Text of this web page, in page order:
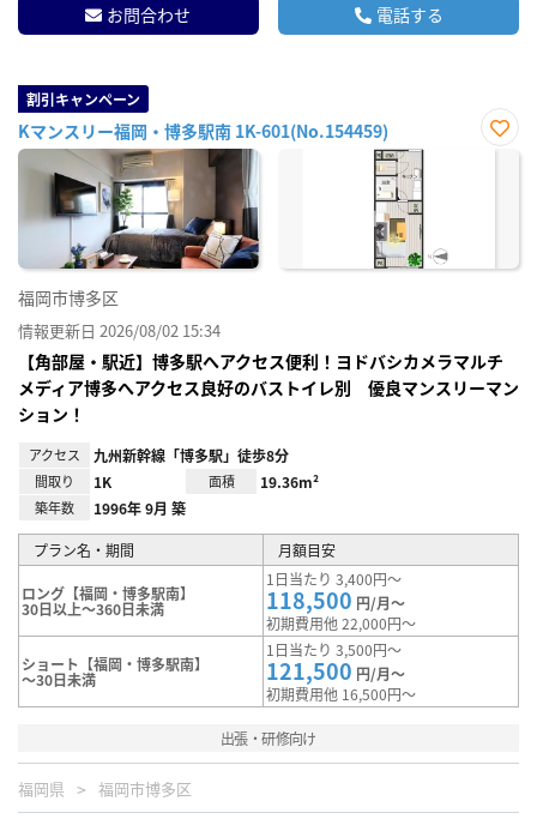
お問合わせ 電話する
割引キャンペーン
Kマンスリー福岡・博多駅南 1K-601(No.154459)
お気
福岡市博多区
情報更新日 2026/08/02 15:34
【角部屋・駅近】博多駅へアクセス便利！ヨドバシカメラマルチ
メディア博多へアクセス良好のバストイレ別 優良マンスリーマン
ション！
アクセス 九州新幹線「博多駅」徒歩8分
間取り 1K 面積 19.36m²
築年数 1996年 9月 築
プラン名・期間 月額目安
ロング【福岡・博多駅南】
30日以上～360日未満
1日当たり 3,400円～
118,500 円/月～
初期費用他 22,000円～
ショート【福岡・博多駅南】
～30日未満
1日当たり 3,500円～
121,500 円/月～
初期費用他 16,500円～
出張・研修向け
福岡県 福岡市博多区